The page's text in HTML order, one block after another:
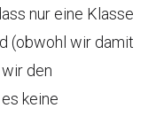
nur eine Klasse
(obwohl wir damit
den
keine